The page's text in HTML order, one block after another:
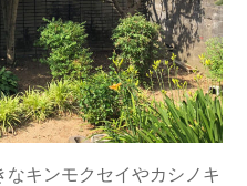
キンモクセイやカシノキ